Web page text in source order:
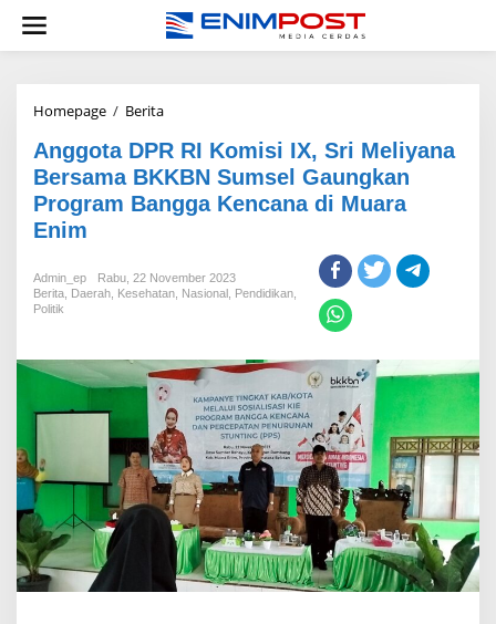
konten
Homepage / BeritaAnggota
RI
Komisi
IX,
Sri
BKKBN
Sumsel
Kencana
di
Muara
Enim
Anggota DPR RI Komisi IX, Sri Meliyana
Bersama BKKBN Sumsel Gaungkan
Program Bangga Kencana di Muara
Enim
Admin_ep
Rabu, 22 November 2023
Berita Daerah Kesehatan Nasional Pendidikan
Politik